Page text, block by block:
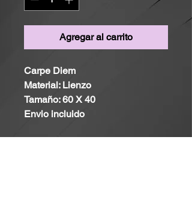
Agregar al carrito
Carpe Diem
Material: Lienzo
Tamaño: 60 X 40
Envio incluido